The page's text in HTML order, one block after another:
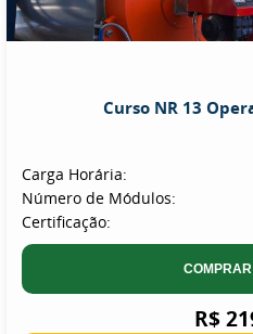
Curso NR 13
Carga Horária:
Número de Módulos:
Certificação:
R$